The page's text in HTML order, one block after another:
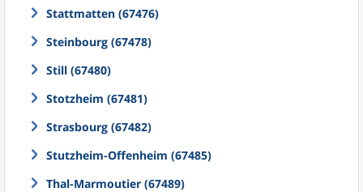
Stattmatten (67476)
Steinbourg (67478)
Still (67480)
Stotzheim (67481)
Strasbourg (67482)
Stutzheim-Offenheim (67485)
Thal-Marmoutier (67489)